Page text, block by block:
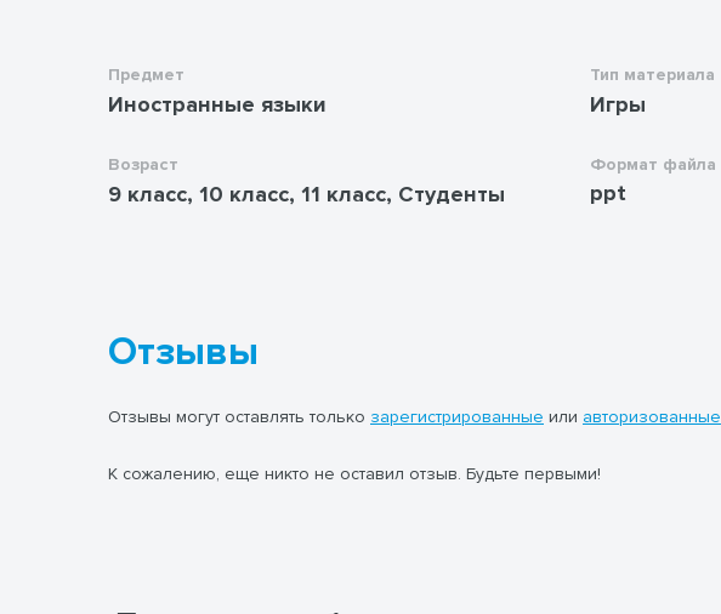
Предмет
Иностранные языки
Возраст
9 класс, 10 класс, 11 класс, Студенты
Тип материала
Игры
Формат файла
ppt
Отзывы
Отзывы могут оставлять только зарегистрированные или авторизованные
К сожалению, еще никто не оставил отзыв. Будьте первыми!